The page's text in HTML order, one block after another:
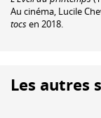
Au cinéma, Lucile
tocsen 2018.
Les autres